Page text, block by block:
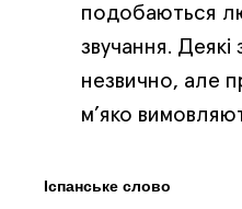
подобаються
звучання. Деякі
незвично, але
м’яко
Іспанське слово